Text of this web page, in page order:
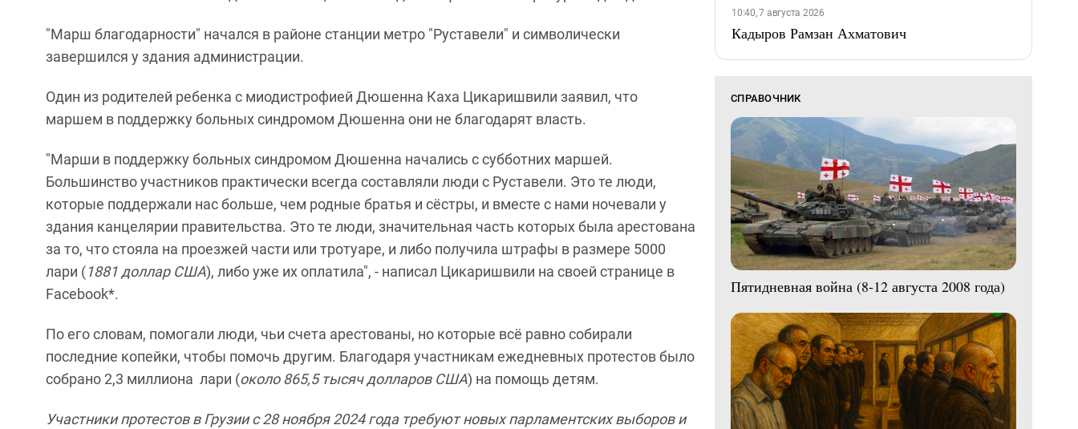
"Марш благодарности" начался в районе станции метро "Руставели" и символически
завершился у здания администрации.
Один из родителей ребенка с миодистрофией Дюшенна Каха Цикаришвили заявил, что
маршем в поддержку больных синдромом Дюшенна они не благодарят власть.
"Марши в поддержку больных синдромом Дюшенна начались с субботних маршей.
Большинство участников практически всегда составляли люди с Руставели. Это те люди,
которые поддержали нас больше, чем родные братья и сёстры, и вместе с нами ночевали у
здания канцелярии правительства. Это те люди, значительная часть которых была арестована
за то, что стояла на проезжей части или тротуаре, и либо получила штрафы в размере 5000
лари (1881 доллар США), либо уже их оплатила", - написал Цикаришвили на своей странице в
Facebook*.
По его словам, помогали люди, чьи счета арестованы, но которые всё равно собирали
последние копейки, чтобы помочь другим. Благодаря участникам ежедневных протестов было
собрано 2,3 миллиона лари (около 865,5 тысяч долларов США) на помощь детям.
Участники протестов в Грузии с 28 ноября 2024 года требуют новых парламентских выборов и
10:40, 7 августа 2026
Кадыров Рамзан Ахматович
СПРАВОЧНИК
Пятидневная война (8-12 августа 2008 года)